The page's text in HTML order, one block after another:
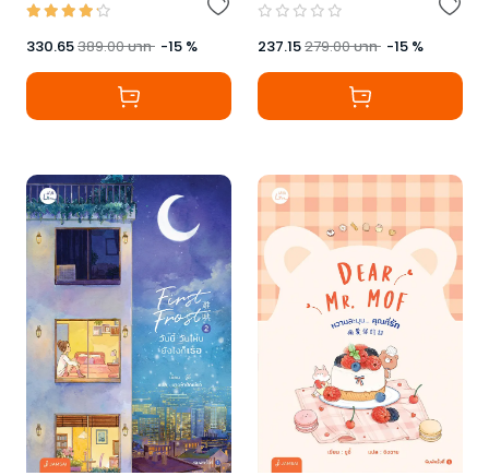
330.65389.00บาท -15 % 237.15279.00บาท -15 %